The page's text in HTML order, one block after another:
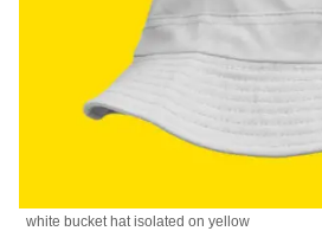
white bucket hat isolated on yellow